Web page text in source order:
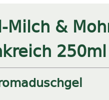
Milch &
250ml